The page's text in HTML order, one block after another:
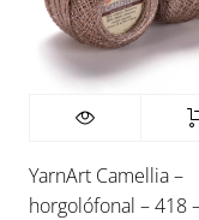
YarnArt Camellia –
horgolófonal – 418